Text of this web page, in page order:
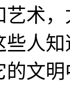
艺术
些人
的文